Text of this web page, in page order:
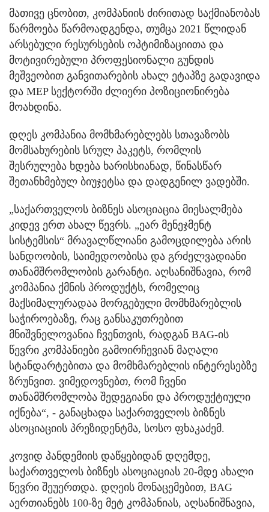
მათივე ცნობით, კომპანიის ძირითად საქმიანობას
წარმოება წარმოადგენდა, თუმცა 2021 წლიდან
არსებული რესურსების ოპტიმიზაციითა და
მოტივირებული პროფესიონალი გუნდის
მეშვეობით განვითარების ახალ ეტაპზე გადავიდა
და MEP სექტორში ძლიერი პოზიციონირება
მოახდინა.
დღეს კომპანია მომხმარებლებს სთავაზობს
მომსახურების სრულ პაკეტს, რომლის
შესრულება ხდება ხარისხიანად, წინასწარ
შეთანხმებულ ბიუჯეტსა და დადგენილ ვადებში.
„საქართველოს ბიზნეს ასოციაცია მიესალმება
კიდევ ერთ ახალ წევრს. „ეარ მენეჯმენტ
სისტემსის“ მრავალწლიანი გამოცდილება არის
სანდოობის, საიმედოობისა და გრძელვადიანი
თანამშრომლობის გარანტი. აღსანიშნავია, რომ
კომპანია ქმნის პროდუქტს, რომელიც
მაქსიმალურადაა მორგებული მომხმარებლის
საჭიროებაზე, რაც განსაკუთრებით
მნიშვნელოვანია ჩვენთვის, რადგან BAG-ის
წევრი კომპანიები გამოირჩევიან მაღალი
სტანდარტებითა და მომხმარებლის ინტერესებზე
ზრუნვით. ვიმედოვნებთ, რომ ჩვენი
თანამშრომლობა შედეგიანი და პროდუქტიული
იქნება“, - განაცხადა საქართველოს ბიზნეს
ასოციაციის პრეზიდენტმა, სოსო ფხაკაძემ.
კოვიდ პანდემიის დაწყებიდან დღემდე,
საქართველოს ბიზნეს ასოციაციას 20-მდე ახალი
წევრი შეუერთდა. დღეის მონაცემებით, BAG
აერთიანებს 100-ზე მეტ კომპანიას, აღსანიშნავია,